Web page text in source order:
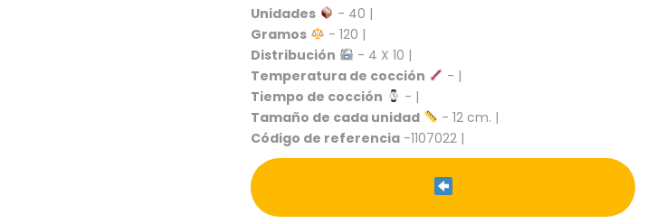
Unidades
- 40 |
Gramos
- 120 |
Distribución
- 4 X 10 |
Temperatura de cocción
- |
Tiempo de cocción
- |
Tamaño de cada unidad
- 12 cm. |
Código de referencia -1107022 |